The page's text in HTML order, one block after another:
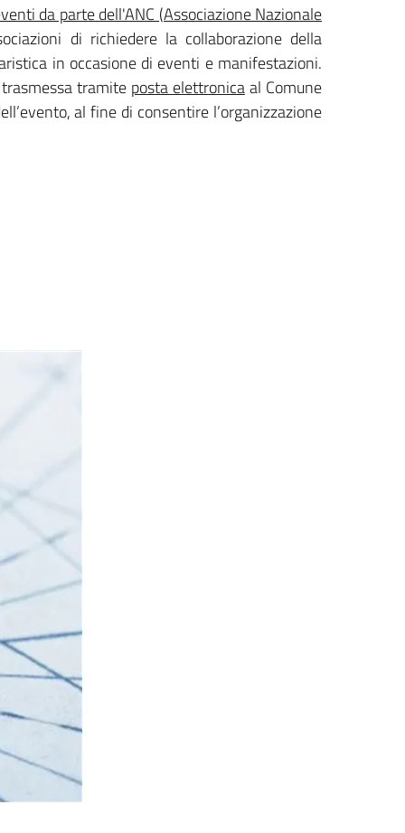
da parte dell'ANC (Associazione Nazionale
di richiedere la collaborazione della
in occasione di eventi e manifestazioni.
tramite posta elettronicaal Comune
al fine di consentire l’organizzazione